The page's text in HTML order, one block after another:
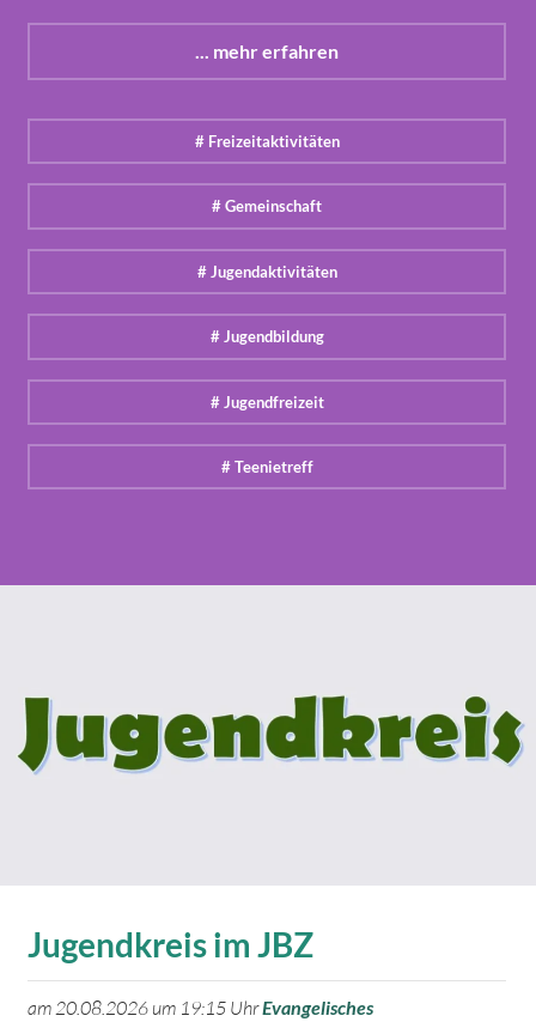
... mehr erfahren
# Freizeitaktivitäten
# Gemeinschaft
# Jugendaktivitäten
# Jugendbildung
# Jugendfreizeit
# Teenietreff
Jugendkreis im JBZ
am 20.08.2026 um 19:15 UhrEvangelisches